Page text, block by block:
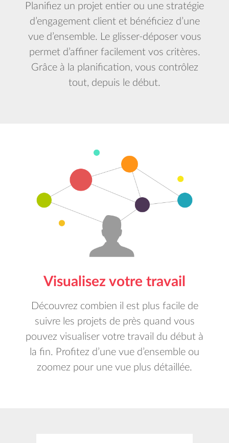
Planifiez un projet entier ou une stratégie
d’engagement client et bénéficiez d’une
vue d’ensemble. Le glisser-déposer vous
permet d’affiner facilement vos critères.
Grâce à la planification, vous contrôlez
tout, depuis le début.
Visualisez votre travail
Découvrez combien il est plus facile de
suivre les projets de près quand vous
pouvez visualiser votre travail du début à
la fin. Profitez d’une vue d’ensemble ou
zoomez pour une vue plus détaillée.